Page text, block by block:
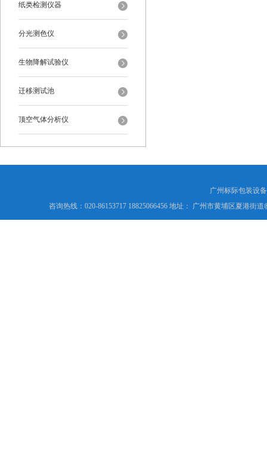
纸类检测仪器
分光测色仪
生物降解试验仪
迁移测试池
顶空气体分析仪
广州标际包装设
咨询热线：020-86153717 18825066456 地址： 广州市黄埔区夏港街